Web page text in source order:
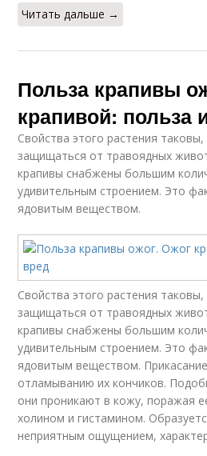
Читать дальше →
Польза крапивы
крапивой: польза
Свойства этого растения
защищаться от травоядных
крапивы снабжены большим
удивительным строением. Это
ядовитым веществом.
Свойства этого растения
защищаться от травоядных
крапивы снабжены большим
удивительным строением. Это
ядовитым веществом.
отламыванию их кончиков.
они проникают в кожу, поражая
холином и гистамином.
неприятным ощущением,